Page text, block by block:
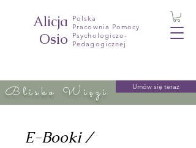
Alicja
Osio
Polska
Pracownia Pomocy
Psychologiczo-
Pedagogicznej
Blisko Więzi Umów się teraz
E-Booki /